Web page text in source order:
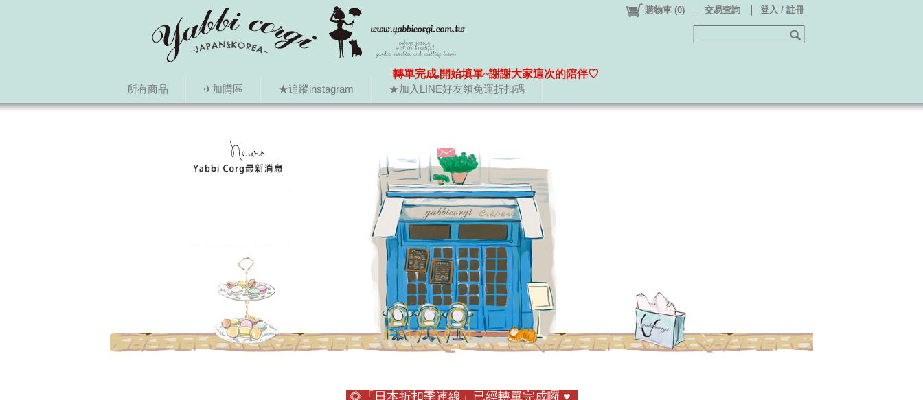
所有商品 ✈加購區 ★追蹤instagram ★加入LINE好友領免運折扣碼
購物車 (0) 交易查詢 登入 / 註冊
轉單完成,開始填單~謝謝大家這次的陪伴♡